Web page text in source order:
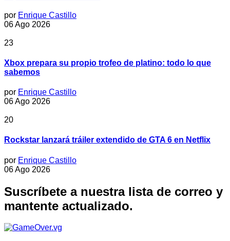
por Enrique Castillo
06 Ago 2026
23
Xbox prepara su propio trofeo de platino: todo lo que
sabemos
por Enrique Castillo
06 Ago 2026
20
Rockstar lanzará tráiler extendido de GTA 6 en Netflix
por Enrique Castillo
06 Ago 2026
Suscríbete a nuestra lista de correo y
mantente actualizado.